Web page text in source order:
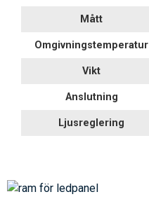
Mått
Omgivningstemperatur
Vikt
Anslutning
Ljusreglering